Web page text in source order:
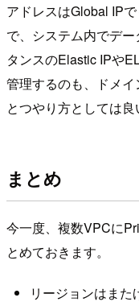
アドレスはGlobal IP
で、システム内でデ
タンスのElastic IPや
管理するのも、ドメ
とつやり方としては良
まとめ
今一度、複数VPCに
とめておきます。
リージョンはまた